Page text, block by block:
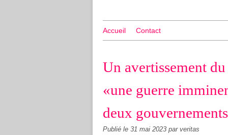
Accueil Contact
Un avertissement
«une guerre
deux
Publié le 31 mai 2023 par veritas